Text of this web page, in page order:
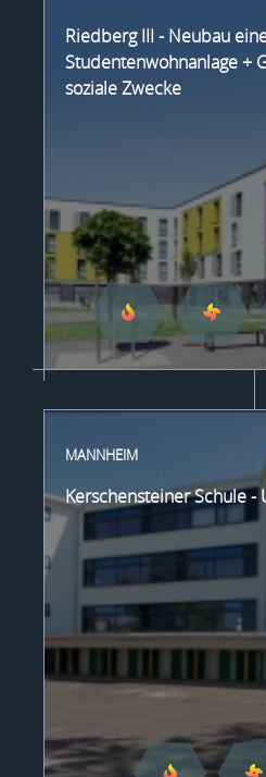
Riedberg III - Neubau
Studentenwohnanlage +
soziale Zwecke
MANNHEIM
Kerschensteiner Schule -